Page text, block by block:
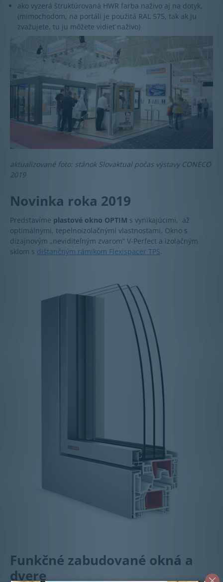
ako vyzerá štruktúrovaná HWR farba naživo aj na dotyk,
(mimochodom, na portáli je použitá RAL 575, tak ak ju
zvažujete, tu ju môžete vidieť naživo)
aktualizované foto: stánok Slovaktual počas výstavy CONECO
2019
Novinka roka 2019
Predstavíme plastové okno OPTIM s vynikajúcimi, až
optimálnymi, tepelnoizolačnými vlastnosťami. Okno s
dizajnovým „neviditeľným zvarom“ V-Perfect a izolačným
sklom s dištančným rámikom Flexispacer TPS.
Funkčné zabudované okná a
dvere